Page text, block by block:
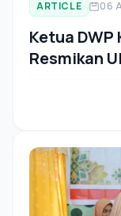
ARTICLE 06
Ketua
Resmikan